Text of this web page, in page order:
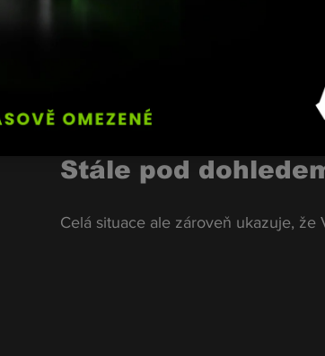
Zásadní je jedna věc – Vémola
Právě proto mu státní zástupkyně
vůbec nebyly možné.
Stále pod
Celá situace ale zároveň ukazuje,